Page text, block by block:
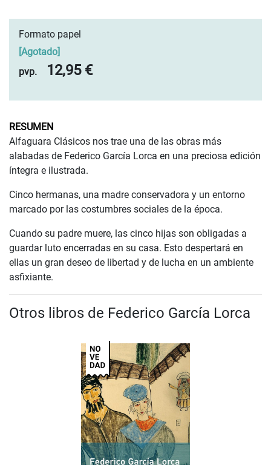
Formato papel
Agotado]
pvp.
12,95 €
RESUMEN
Alfaguara Clásicos nos trae una de las obras más
alabadas de Federico García Lorca en una preciosa edición
íntegra e ilustrada.
Cinco hermanas, una madre conservadora y un entorno
marcado por las costumbres sociales de la época.
Cuando su padre muere, las cinco hijas son obligadas a
guardar luto encerradas en su casa. Esto despertará en
ellas un gran deseo de libertad y de lucha en un ambiente
asfixiante.
Otros libros de Federico García Lorca